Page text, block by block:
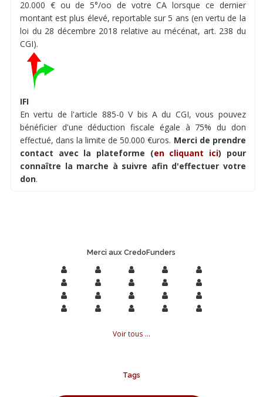
20.000 € ou de 5°/oo de votre CA lorsque ce dernier
montant est plus élevé, reportable sur 5 ans (en vertu de la
loi du 28 décembre 2018 relative au mécénat, art. 238 du
CGI).
IFI
En vertu de l'article 885-0 V bis A du CGI, vous pouvez
bénéficier d'une déduction fiscale égale à 75% du don
effectué, dans la limite de 50.000 €uros. Merci de prendre
contact avec la plateforme (en cliquant ici) pour
connaître la marche à suivre afin d'effectuer votre
don.
Merci aux CredoFunders
Voir tous ...
Tags